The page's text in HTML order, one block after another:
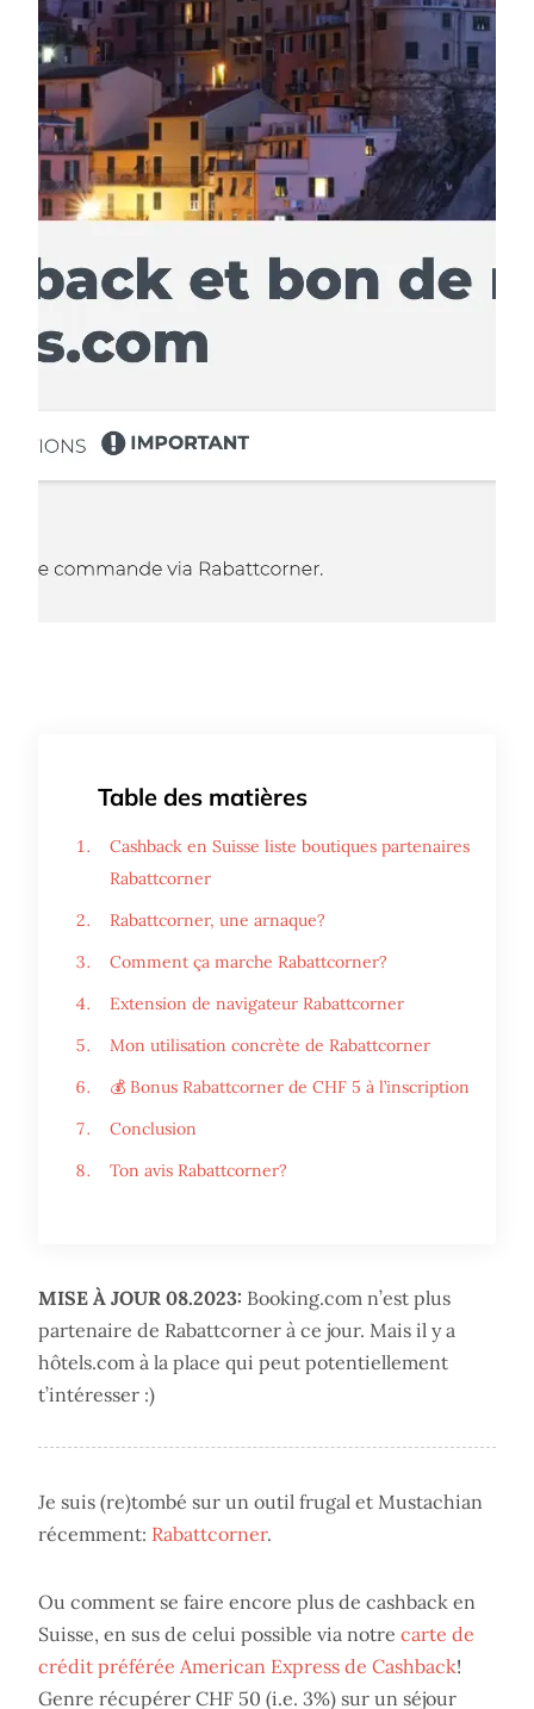
Table des matières
Cashback en Suisse liste boutiques partenaires
Rabattcorner
Rabattcorner, une arnaque?
Comment ça marche Rabattcorner?
Extension de navigateur Rabattcorner
Mon utilisation concrète de Rabattcorner
💰 Bonus Rabattcorner de CHF 5 à l’inscription
Conclusion
Ton avis Rabattcorner?
MISE À JOUR 08.2023: Booking.com n’est plus
partenaire de Rabattcorner à ce jour. Mais il y a
hôtels.com à la place qui peut potentiellement
t’intéresser :)
Je suis (re)tombé sur un outil frugal et Mustachian
récemment: Rabattcorner.
Ou comment se faire encore plus de cashback en
Suisse, en sus de celui possible via notre carte de
crédit préférée American Express de Cashback!
Genre récupérer CHF 50 (i.e. 3%) sur un séjour